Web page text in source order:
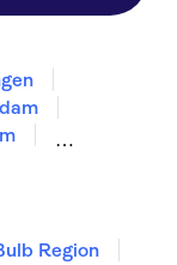
Region